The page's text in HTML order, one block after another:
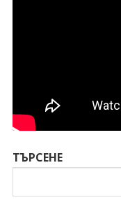
ТЪРСЕНЕ